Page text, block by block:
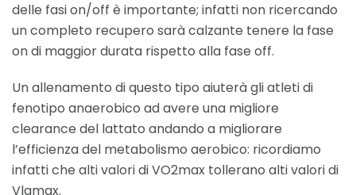
delle fasi on/off è importante; infatti non ricercando
un completo recupero sarà calzante tenere la fase
on di maggior durata rispetto alla fase off.
Un allenamento di questo tipo aiuterà gli atleti di
fenotipo anaerobico ad avere una migliore
clearance del lattato andando a migliorare
l’efficienza del metabolismo aerobico: ricordiamo
infatti che alti valori di VO2max tollerano alti valori di
Vlamax.